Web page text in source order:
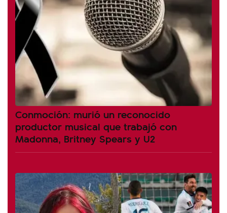
Conmoción: murió un reconocido
productor musical que trabajó con
Madonna, Britney Spears y U2